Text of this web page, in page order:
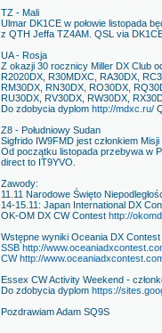
TZ - Mali
Ulmar DK1CE w połowie listopada
z QTH Jeffa TZ4AM. QSL via
UA - Rosja
Z okazji 30 rocznicy Miller DX Club
R2020DX, R30MDXC, RA30DX,
RM30DX, RN30DX, RO30DX,
RU30DX, RV30DX, RW30DX,
Do zdobycia dyplom http://mdxc.ru/
Z8 - Południowy Sudan
Sigfrido IW9FMD jest członkiem
Od początku listopada przebywa w
direct to IT9YVO.
Zawody:
11.11 Narodowe Święto
14-15.11: Japan International DX
OK-OM DX CW Contest http://
Wstępne wyniki Oceania DX Contest
SSB http://
CW http://
Essex CW Activity Weekend -
Do zdobycia dyplom https://
Pozdrawiam Adam SQ9S